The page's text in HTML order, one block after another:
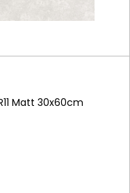
Matt 30x60cm